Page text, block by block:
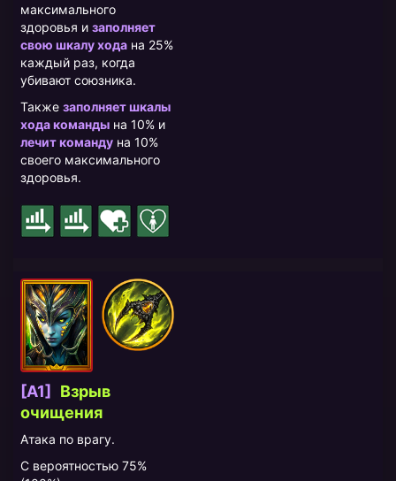
максимального
здоровья и заполняет
свою шкалу хода на 25%
каждый раз, когда
убивают союзника.
Также заполняет шкалы
хода команды на 10% и
лечит команду на 10%
своего максимального
здоровья.
[A1]
Взрыв
очищения
Атака по врагу.
С вероятностью 75%